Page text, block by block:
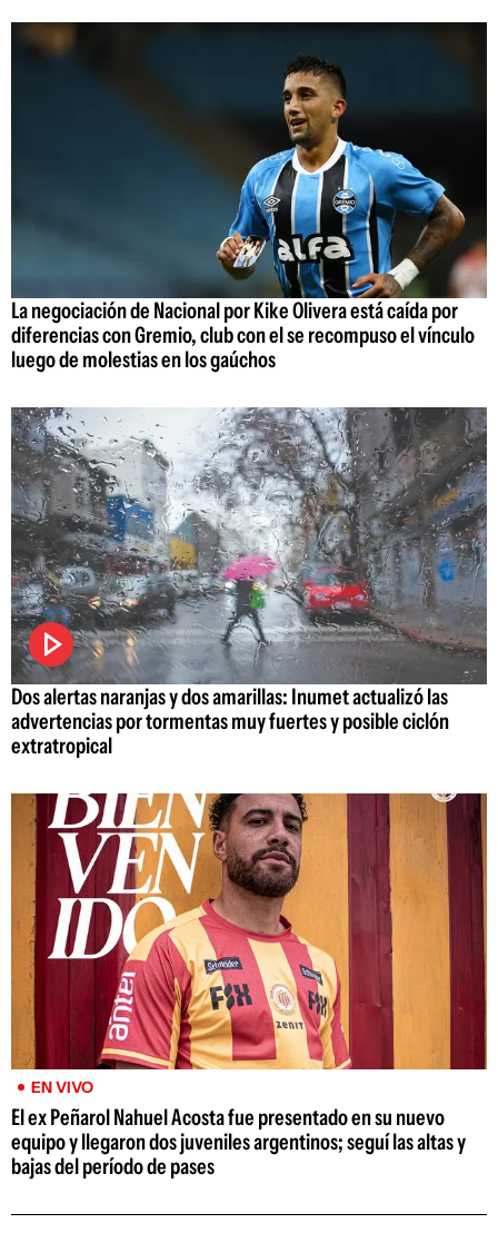
La negociación de Nacional por Kike Olivera está caída por
diferencias con Gremio, club con el se recompuso el vínculo
luego de molestias en los gaúchos
Dos alertas naranjas y dos amarillas: Inumet actualizó las
advertencias por tormentas muy fuertes y posible ciclón
extratropical
EN VIVO
El ex Peñarol Nahuel Acosta fue presentado en su nuevo
equipo y llegaron dos juveniles argentinos; seguí las altas y
bajas del período de pases